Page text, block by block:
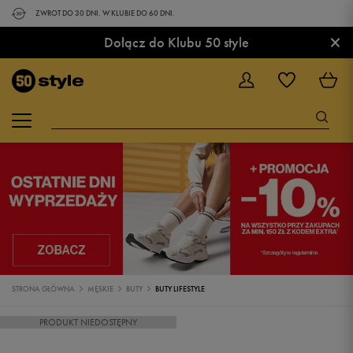
ZWROT DO 30 DNI. W KLUBIE DO 60 DNI.
Dołącz do Klubu 50 style ×
STRONA GŁÓWNA MĘSKIE BUTY BUTY LIFESTYLE
PRODUKT NIEDOSTĘPNY